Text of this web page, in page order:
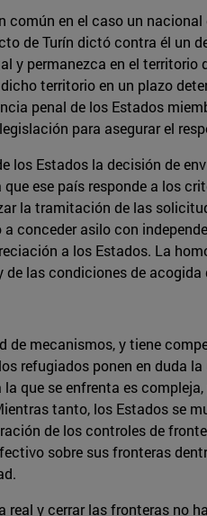
en el caso un
de Turín dictó contra él un
y permanezca en el
territorio en un plazo
penal de los Estados
para asegurar el
los Estados la decisión de
ese país responde a los
la tramitación de las
conceder asilo con
a los Estados. La
las condiciones de
de mecanismos, y tiene
refugiados ponen en duda
que se enfrenta es
tanto, los Estados se
de los controles de
sobre sus fronteras
y cerrar las fronteras no